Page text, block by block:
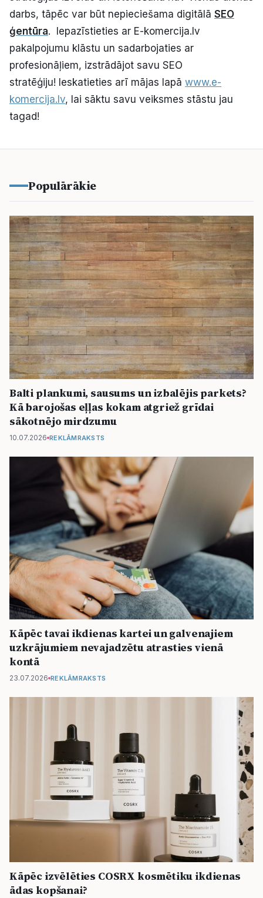
darbs, tāpēc var būt nepieciešama digitālā SEO
ģentūra. Iepazīstieties ar E-komercija.lv
pakalpojumu klāstu un sadarbojaties ar
profesionāļiem, izstrādājot savu SEO
stratēģiju! Ieskatieties arī mājas lapā www.e-
komercija.lv, lai sāktu savu veiksmes stāstu jau
tagad!
Populārākie
Balti plankumi, sausums un izbalējis parkets?
Kā barojošas eļļas kokam atgriež grīdai
sākotnējo mirdzumu
10.07.2026 REKLĀMRAKSTS
Kāpēc tavai ikdienas kartei un galvenajiem
uzkrājumiem nevajadzētu atrasties vienā
kontā
23.07.2026 REKLĀMRAKSTS
Kāpēc izvēlēties COSRX kosmētiku ikdienas
ādas kopšanai?